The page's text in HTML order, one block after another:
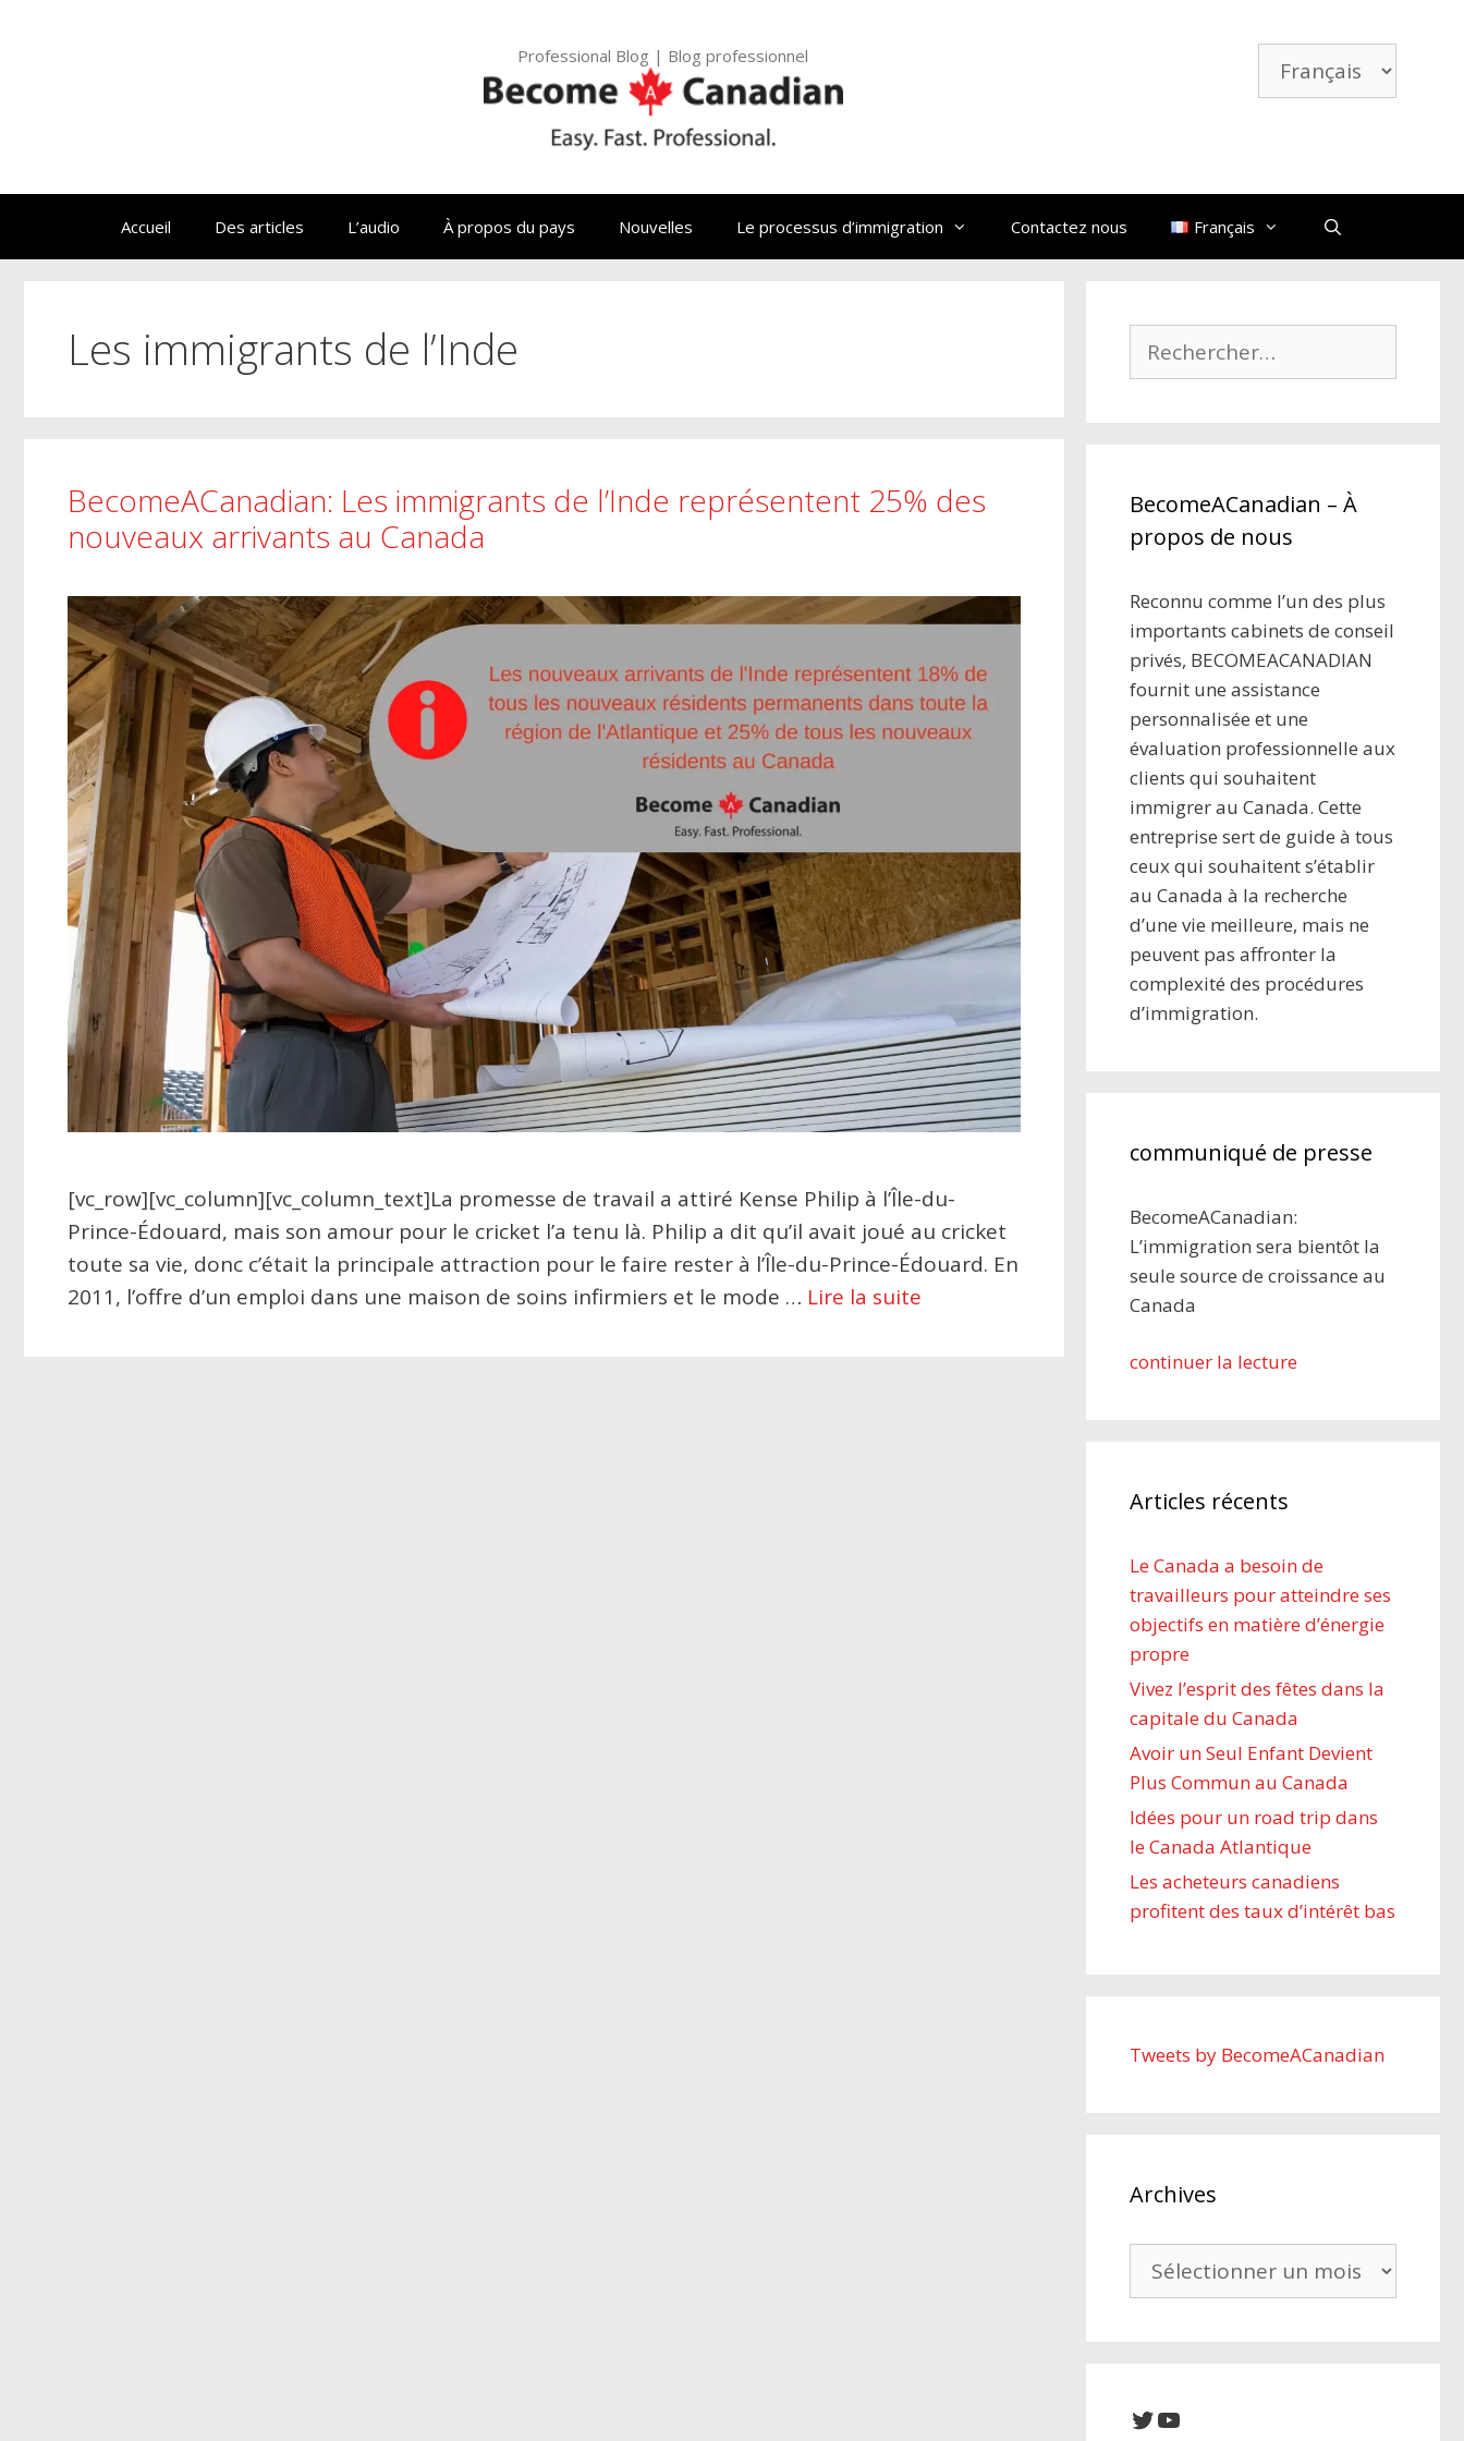
Choisir
une
Professional Blog | Blog professionnel
Accueil Des articles L’audio À propos du pays Nouvelles Le processus d’immigration Contactez nous Français
Les immigrants de l’Inde
BecomeACanadian: Les immigrants de l’Inde représentent 25% des
nouveaux arrivants au Canada
[vc_row][vc_column][vc_column_text]La promesse de travail a attiré Kense Philip à l’Île-du-
Prince-Édouard, mais son amour pour le cricket l’a tenu là. Philip a dit qu’il avait joué au cricket
toute sa vie, donc c’était la principale attraction pour le faire rester à l’Île-du-Prince-Édouard. En
2011, l’offre d’un emploi dans une maison de soins infirmiers et le mode … Lire la suite
Rechercher :
BecomeACanadian – À
propos de nous
Reconnu comme l’un des plus
importants cabinets de conseil
privés, BECOMEACANADIAN
fournit une assistance
personnalisée et une
évaluation professionnelle aux
clients qui souhaitent
immigrer au Canada. Cette
entreprise sert de guide à tous
ceux qui souhaitent s’établir
au Canada à la recherche
d’une vie meilleure, mais ne
peuvent pas affronter la
complexité des procédures
d’immigration.
communiqué de presse
BecomeACanadian:
L’immigration sera bientôt la
seule source de croissance au
Canada
continuer la lecture
Articles récents
Le Canada a besoin de
travailleurs pour atteindre ses
objectifs en matière d’énergie
propre
Vivez l’esprit des fêtes dans la
capitale du Canada
Avoir un Seul Enfant Devient
Plus Commun au Canada
Idées pour un road trip dans
le Canada Atlantique
Les acheteurs canadiens
profitent des taux d’intérêt bas
Tweets by BecomeACanadian
Archives
Archives
Twitter
YouTube